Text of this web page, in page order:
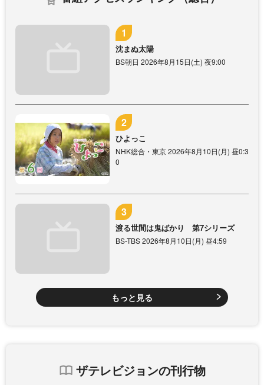
沈まぬ太陽
BS朝日 2026年8月15日(土) 夜9:00
ひよっこ
NHK総合・東京 2026年8月10日(月) 昼0:3
0
渡る世間は鬼ばかり 第7シリーズ
BS-TBS 2026年8月10日(月) 昼4:59
もっと見る
ザテレビジョンの刊行物